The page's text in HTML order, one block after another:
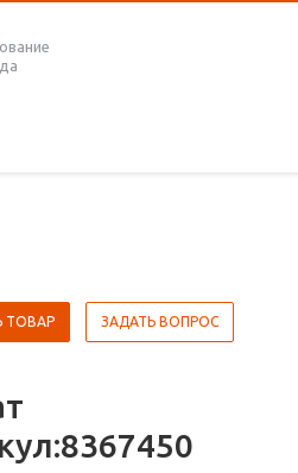
ТОВАР ЗАДАТЬ ВОПРОС